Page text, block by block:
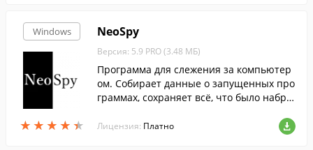
Windows
★ ★ ★ ★ ★
★ ★ ★ ★ ★
NeoSpy
Версия: 5.9 PRO (3.48 МБ)
Программа для слежения за компьютер
ом. Собирает данные о запущенных про
граммах, сохраняет всё, что было набра
а, перехватывает сообщения и пароли,
Лицензия: Платно